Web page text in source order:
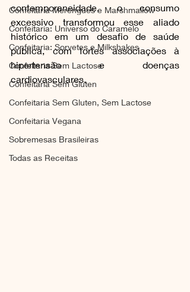
Confeitaria Merengues e Marshmallow
Confeitaria: Universo do Caramelo
Confeitaria: Sorvetes e Milkshakes
Confeitaria Sem Lactose
Confeitaria Sem Gluten
Confeitaria Sem Gluten, Sem Lactose
Confeitaria Vegana
Sobremesas Brasileiras
Todas as Receitas
contemporaneidade, o consumo
excessivo transformou esse aliado
histórico em um desafio de saúde
pública, com fortes associações à
hipertensão e doenças
cardiovasculares.